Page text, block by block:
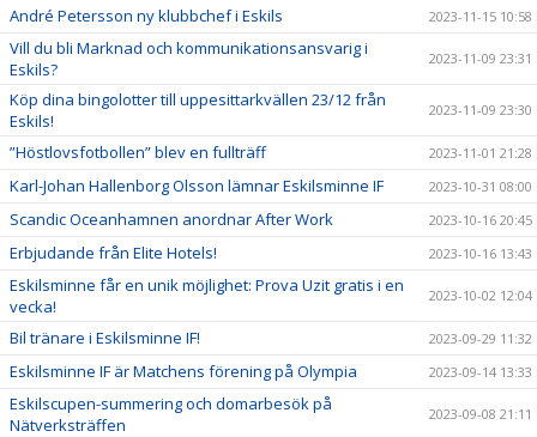
André Petersson ny klubbchef i Eskils 2023-11-15 10:58
Vill du bli Marknad och kommunikationsansvarig i
Eskils?
2023-11-09 23:31
Köp dina bingolotter till uppesittarkvällen 23/12 från
Eskils!
2023-11-09 23:30
”Höstlovsfotbollen” blev en fullträff 2023-11-01 21:28
Karl-Johan Hallenborg Olsson lämnar Eskilsminne IF 2023-10-31 08:00
Scandic Oceanhamnen anordnar After Work 2023-10-16 20:45
Erbjudande från Elite Hotels! 2023-10-16 13:43
Eskilsminne får en unik möjlighet: Prova Uzit gratis i en
vecka!
2023-10-02 12:04
Bil tränare i Eskilsminne IF! 2023-09-29 11:32
Eskilsminne IF är Matchens förening på Olympia 2023-09-14 13:33
Eskilscupen-summering och domarbesök på
Nätverksträffen
2023-09-08 21:11